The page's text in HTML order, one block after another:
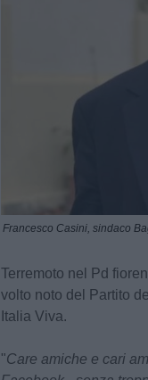
Francesco Casini, sindaco
Terremoto nel Pd
volto noto del Partito
Italia Viva.
"Care amiche e cari